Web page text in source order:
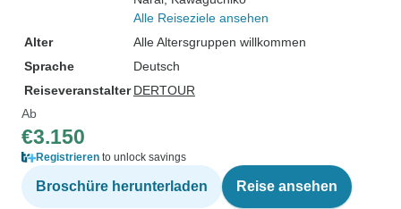
Alle Reiseziele ansehen
Alter
Alle Altersgruppen willkommen
Sprache
Deutsch
Reiseveranstalter DERTOUR
Ab
€3.150
Registrieren to unlock savings
Broschüre herunterladen Reise ansehen